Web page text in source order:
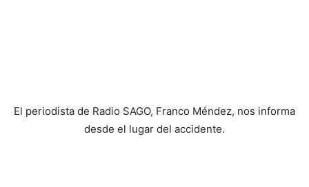
El periodista de Radio SAGO, Franco Méndez, nos informa
desde el lugar del accidente.